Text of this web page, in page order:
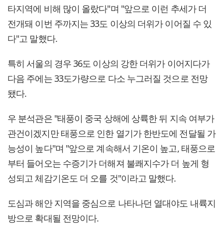
타지역에 비해 많이 올랐다"며 "앞으로 이런 추세가 더
전개돼 이번 주까지는 33도 이상의 더위가 이어질 수 있
다"고 말했다.
특히 서울의 경우 36도 이상의 강한 더위가 이어지다가
다음 주에는 33도가량으로 다소 누그러질 것으로 전망
됐다.
우 분석관은 "태풍이 중국 상해에 상륙한 뒤 지속 여부가
관건이겠지만 태풍으로 인한 열기가 한반도에 전달될 가
능성이 높다"며 "앞으로 계속해서 기온이 높고, 태풍으로
부터 들어오는 수증기가 더해져 불쾌지수가 더 높게 형
성되고 체감기온도 더 오를 것"이라고 말했다.
도심과 해안 지역을 중심으로 나타나던 열대야도 내륙지
방으로 확대될 전망이다.